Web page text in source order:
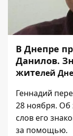
В Днепре
Данилов.
жителей
Геннадий
28 ноября.
слов его
за помощью.